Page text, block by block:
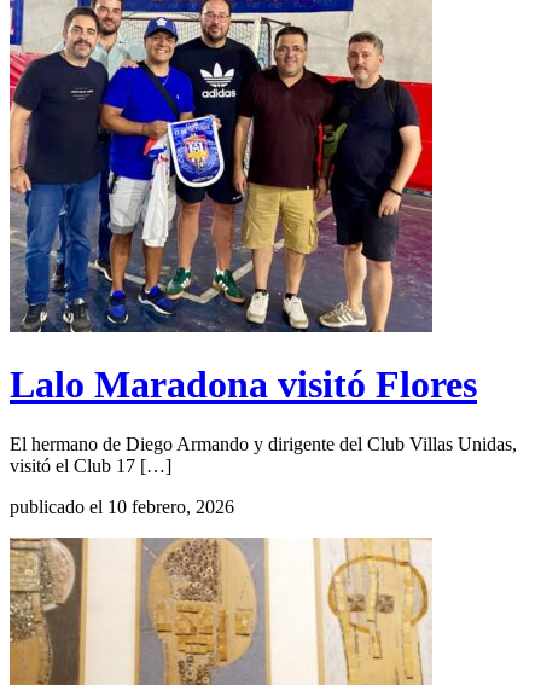
Lalo Maradona visitó Flores
El hermano de Diego Armando y dirigente del Club Villas Unidas,
visitó el Club 17 […]
publicado el 10 febrero, 2026